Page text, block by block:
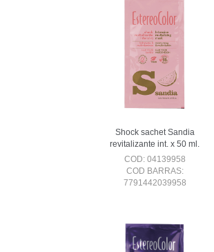
Shock sachet Sandia
revitalizante int. x 50 ml.
COD: 04139958
COD BARRAS:
7791442039958